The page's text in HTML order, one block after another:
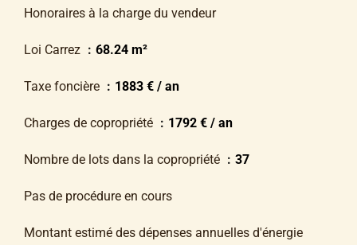
Honoraires à la charge du vendeur
Loi Carrez 68.24 m²
Taxe foncière 1883 € / an
Charges de copropriété 1792 € / an
Nombre de lots dans la copropriété 37
Pas de procédure en cours
Montant estimé des dépenses annuelles d'énergie